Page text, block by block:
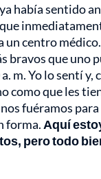
había sentido
un centro
bravos que uno
m. Yo lo sentí y,
como que les
nos fuéramos
forma. Aquí
pero todo